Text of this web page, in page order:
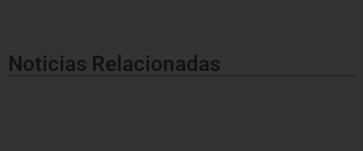
Noticias Relacionadas